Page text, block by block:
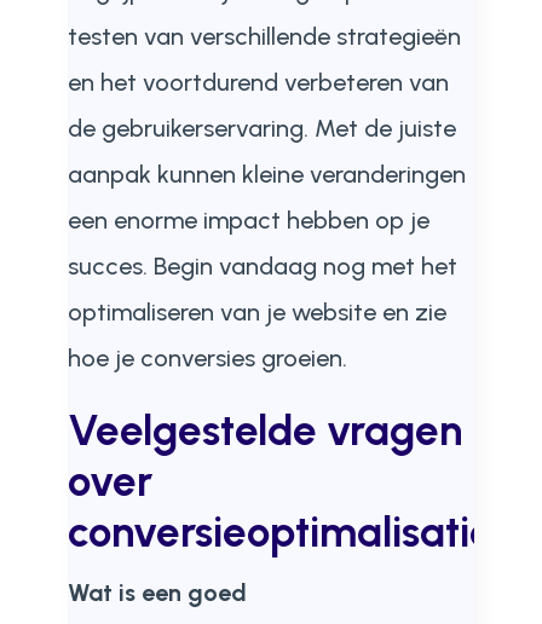
testen van verschillende strategieën
en het voortdurend verbeteren van
de gebruikerservaring. Met de juiste
aanpak kunnen kleine veranderingen
een enorme impact hebben op je
succes. Begin vandaag nog met het
optimaliseren van je website en zie
hoe je conversies groeien.
Veelgestelde vragen
over
conversieoptimalisatie
Wat is een goed